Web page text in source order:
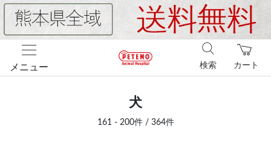
メニュー カート
検索
犬
161 - 200件 / 364件